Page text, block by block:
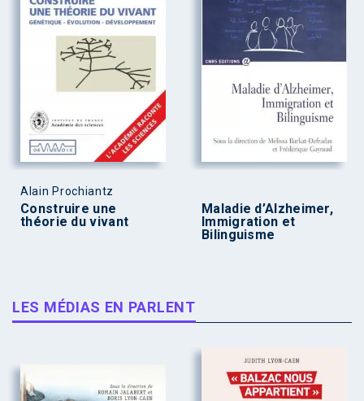
Alain Prochiantz
Construire une
théorie du vivant
Maladie d’Alzheimer,
Immigration et
Bilinguisme
LES MÉDIAS EN PARLENT